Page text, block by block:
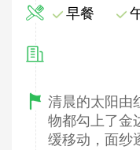
早餐
清晨的太阳由
物都勾上了金
缓移动，面纱